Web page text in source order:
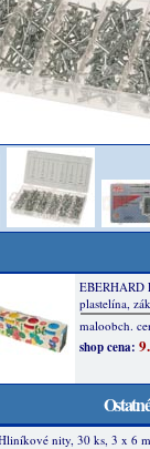
nity, 30 ks, 3 x 6